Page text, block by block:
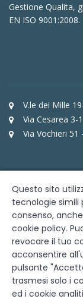
Gestione Qualita,
EN ISO 9001:2008.
V.le dei Mille
Via Cesarea 3-
Via Vochieri 51
02. 450 71 311
010. 59 58 440
0131. 26 26 26
Questo sito
tecnologie simili
consenso,
cookie policy.
revocare il tuo
acconsentire
pulsante
trasmesi solo i
ed i cookie